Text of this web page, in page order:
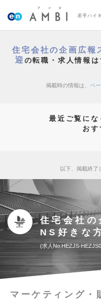
若手ハイ
住宅会社の企画広
迎 の転職・求人情報
掲載時の情報は、 ペ
最近ご覧にな
おす
以下、掲載終了
住宅会社
NS好きな
求人No.HEZJS-
マーケティング・